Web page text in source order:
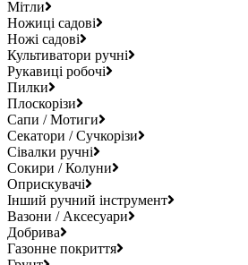
Мітли
Ножиці садові
Ножі садові
Культиватори ручні
Рукавиці робочі
Пилки
Плоскорізи
Сапи / Мотиги
Секатори / Сучкорізи
Сівалки ручні
Сокири / Колуни
Оприскувачі
Інший ручний інструмент
Вазони / Аксесуари
Добрива
Газонне покриття